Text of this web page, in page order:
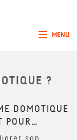
Toggle
MENU
?
DOMOTIQUE
POUR…